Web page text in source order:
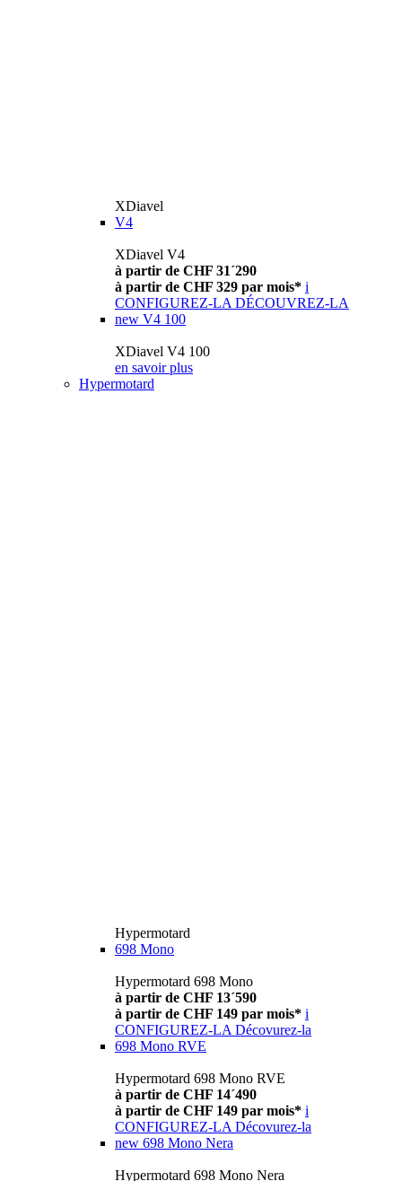
XDiavel
V4
XDiavel V4
à partir de CHF 31´290
à partir de CHF 329 par mois* i
CONFIGUREZ-LA DÉCOUVREZ-LA
new V4 100
XDiavel V4 100
en savoir plus
Hypermotard
Hypermotard
698 Mono
Hypermotard 698 Mono
à partir de CHF 13´590
à partir de CHF 149 par mois* i
CONFIGUREZ-LA Décovurez-la
698 Mono RVE
Hypermotard 698 Mono RVE
à partir de CHF 14´490
à partir de CHF 149 par mois* i
CONFIGUREZ-LA Décovurez-la
new 698 Mono Nera
Hypermotard 698 Mono Nera